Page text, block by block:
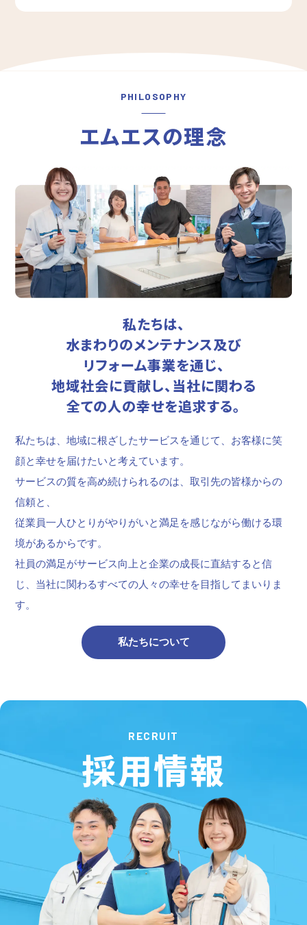
PHILOSOPHY
エムエスの理念
私たちは、
水まわりのメンテナンス及び
リフォーム事業を通じ、
地域社会に貢献し、当社に関わる
全ての人の幸せを追求する。
私たちは、地域に根ざしたサービスを通じて、お客様に笑
顔と幸せを届けたいと考えています。
サービスの質を高め続けられるのは、取引先の皆様からの
信頼と、
従業員一人ひとりがやりがいと満足を感じながら働ける環
境があるからです。
社員の満足がサービス向上と企業の成長に直結すると信
じ、当社に関わるすべての人々の幸せを目指してまいりま
す。
私たちについて
RECRUIT
採用情報